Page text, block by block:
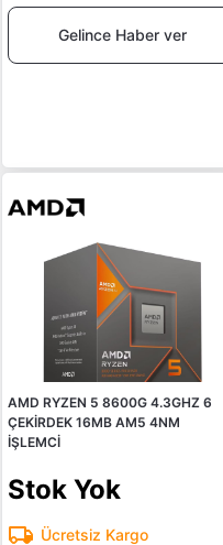
Gelince Haber ver
AMD RYZEN 5 8600G 4.3GHZ 6
ÇEKİRDEK 16MB AM5 4NM
İŞLEMCİ
Stok Yok
Ücretsiz Kargo